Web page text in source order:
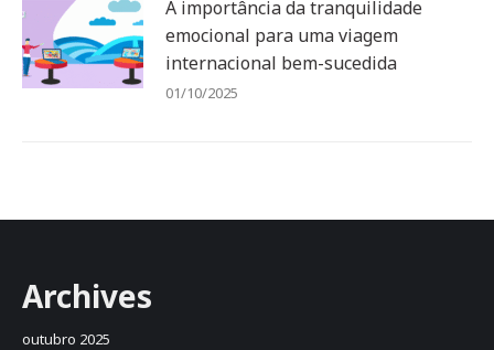
A importância da tranquilidade
emocional para uma viagem
internacional bem-sucedida
01/10/2025
Archives
outubro 2025